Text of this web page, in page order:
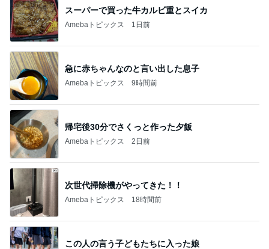
スーパーで買った牛カルビ重とスイカ
Amebaトピックス 1日前
急に赤ちゃんなのと言い出した息子
Amebaトピックス 9時間前
帰宅後30分でさくっと作った夕飯
Amebaトピックス 2日前
次世代掃除機がやってきた！！
Amebaトピックス 18時間前
この人の言う子どもたちに入った娘